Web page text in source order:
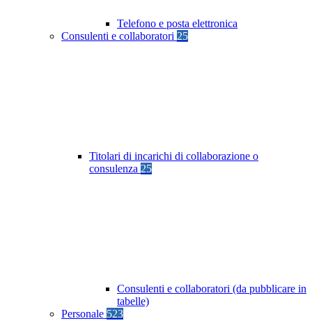
Telefono e posta elettronica
Consulenti e collaboratori 25
Titolari di incarichi di collaborazione o
consulenza 25
Consulenti e collaboratori (da pubblicare in
tabelle)
Personale 523